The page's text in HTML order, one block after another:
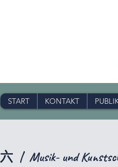
START KONTAKT
  |
Musik- und